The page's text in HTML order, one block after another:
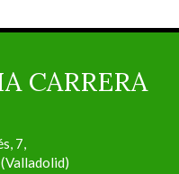
CARRERA
7,
(Valladolid)